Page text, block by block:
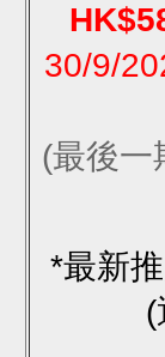
30/9/
(最後一
*最新
(